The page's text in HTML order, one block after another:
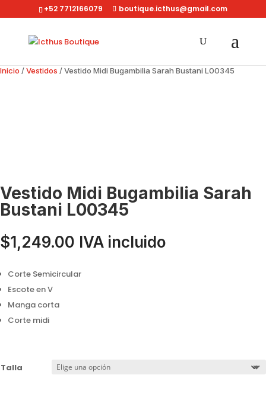
+52 7712166079 boutique.icthus@gmail.com
Inicio /Vestidos / Vestido Midi Bugambilia Sarah Bustani L00345
Vestido Midi Bugambilia Sarah
Bustani L00345
$1,249.00 IVA incluido
Corte Semicircular
Escote en V
Manga corta
Corte midi
Talla